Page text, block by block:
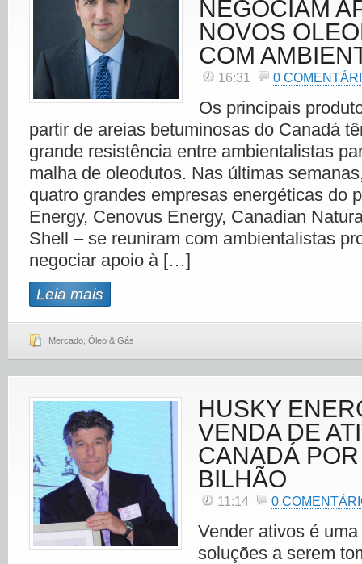
NEGOCIAM
NOVOS
COM
16:31 0
Os principais
partir de areias betuminosas do Canadá
grande resistência entre ambientalistas
malha de oleodutos. Nas últimas
quatro grandes empresas energéticas do
Energy, Cenovus Energy, Canadian
Shell – se reuniram com ambientalistas
negociar apoio à […]
Leia mais
Mercado Óleo & Gás
HUSKY
VENDA DE
CANADÁ
BILHÃO
11:14 0
Vender ativos é
soluções a serem